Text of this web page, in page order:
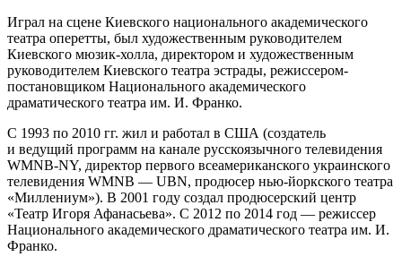
Играл на сцене Киевского национального академического
театра оперетты, был художественным руководителем
Киевского мюзик-холла, директором и художественным
руководителем Киевского театра эстрады, режиссером-
постановщиком Национального академического
драматического театра им. И. Франко.
С 1993 по 2010 гг. жил и работал в США (создатель
и ведущий программ на канале русскоязычного телевидения
WMNB-NY, директор первого всеамериканского украинского
телевидения WMNB — UBN, продюсер нью-йоркского театра
«Миллениум»). В 2001 году создал продюсерский центр
«Театр Игоря Афанасьева». С 2012 по 2014 год — режиссер
Национального академического драматического театра им. И.
Франко.